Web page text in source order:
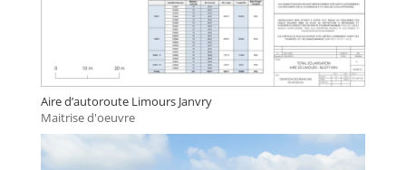
Aire d’autoroute Limours Janvry
Maitrise d'oeuvre